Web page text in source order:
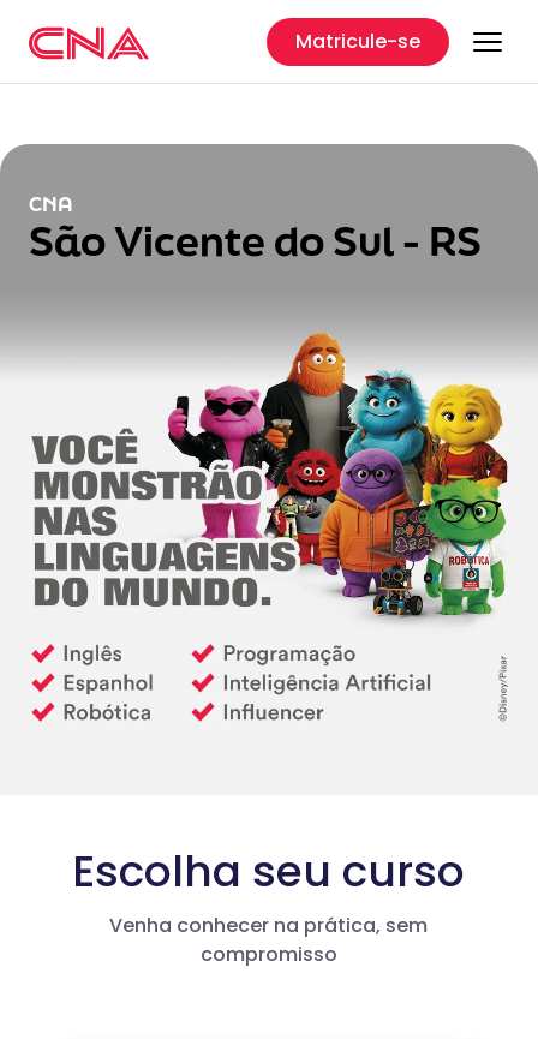
Matricule-se
CNA
São Vicente do Sul - RS
Escolha seu curso
Venha conhecer na prática, sem
compromisso